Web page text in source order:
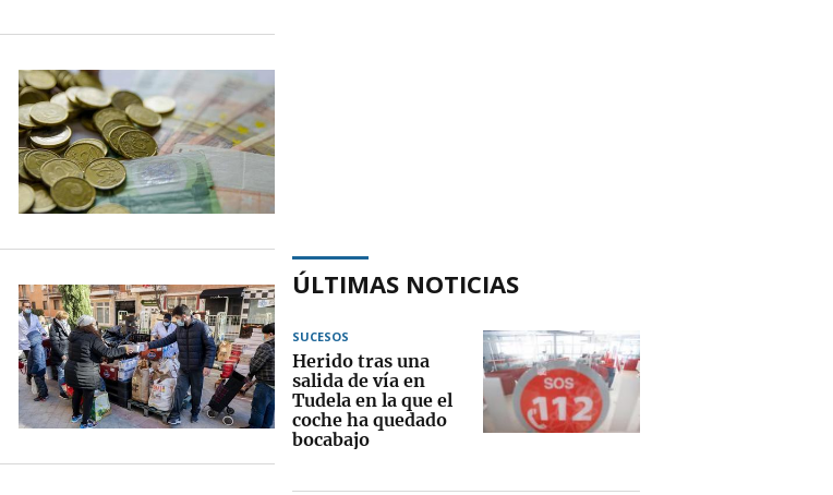
ÚLTIMAS NOTICIAS
SUCESOS
Herido tras una
salida de vía en
Tudela en la que el
coche ha quedado
bocabajo